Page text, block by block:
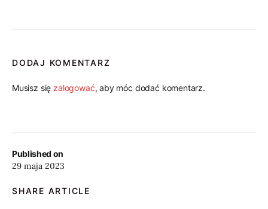
Published on
29 maja 2023
SHARE ARTICLE
DODAJ KOMENTARZ
Musisz się zalogować, aby móc dodać komentarz.